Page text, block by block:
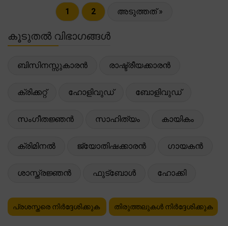
1 2 അടുത്തത് »
കൂടുതൽ വിഭാഗങ്ങൾ
ബിസിനസ്സുകാരൻ രാഷ്ട്രീയക്കാരൻ
ക്രിക്കറ്റ് ഹോളിവുഡ് ബോളിവുഡ്
സംഗീതജ്ഞൻ സാഹിത്യം കായികം
ക്രിമിനൽ ജ്യോതിഷക്കാരൻ ഗായകൻ
ശാസ്ത്രജ്ഞൻ ഫുട്ബോൾ ഹോക്കി
പ്രശസ്തരെ നിർദ്ദേശിക്കുക തിരുത്തലുകൾ നിർദ്ദേശിക്കുക